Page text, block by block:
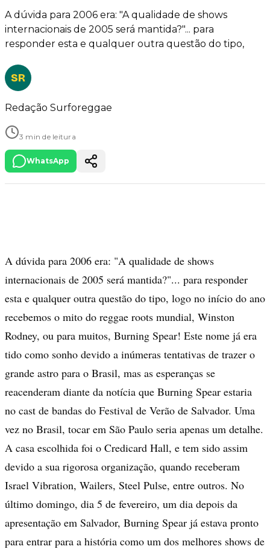
A dúvida para 2006 era: "A qualidade de shows
internacionais de 2005 será mantida?"... para
responder esta e qualquer outra questão do tipo,
SR
Redação Surforeggae
3 min de leitura
WhatsApp
A dúvida para 2006 era: "A qualidade de shows
internacionais de 2005 será mantida?"... para responder
esta e qualquer outra questão do tipo, logo no início do ano
recebemos o mito do reggae roots mundial, Winston
Rodney, ou para muitos, Burning Spear! Este nome já era
tido como sonho devido a inúmeras tentativas de trazer o
grande astro para o Brasil, mas as esperanças se
reacenderam diante da notícia que Burning Spear estaria
no cast de bandas do Festival de Verão de Salvador. Uma
vez no Brasil, tocar em São Paulo seria apenas um detalhe.
A casa escolhida foi o Credicard Hall, e tem sido assim
devido a sua rigorosa organização, quando receberam
Israel Vibration, Wailers, Steel Pulse, entre outros. No
último domingo, dia 5 de fevereiro, um dia depois da
apresentação em Salvador, Burning Spear já estava pronto
para entrar para a história como um dos melhores shows de